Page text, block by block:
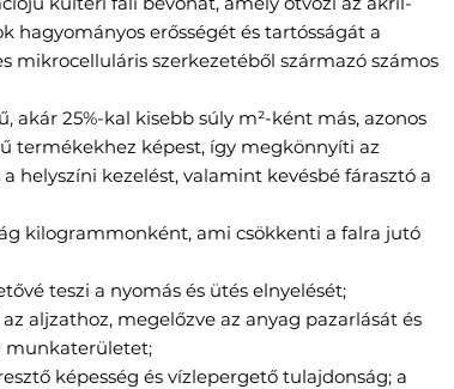
hagyományos erősségét és tartósságát a
mikrocelluláris szerkezetéből származó számos
akár 25%-kal kisebb súly m²-ként más, azonos
termékekhez képest, így megkönnyíti az
helyszíni kezelést, valamint kevésbé fárasztó a
kilogrammonként, ami csökkenti a falra jutó
teszi a nyomás és ütés elnyelését;
aljzathoz, megelőzve az anyag pazarlását és
munkaterületet;
képesség és vízlepergető tulajdonság; a